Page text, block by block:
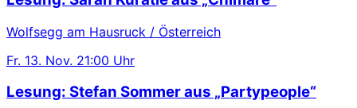
Wolfsegg am Hausruck / Österreich
Fr. 13. Nov. 21:00 Uhr
Lesung: Stefan Sommer aus „Partypeople“